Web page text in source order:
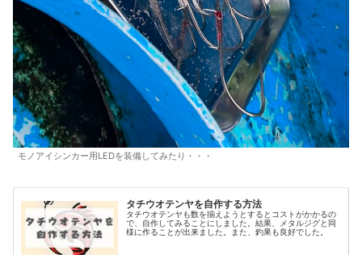
モノアイシンカー用LEDを装備してみたり・・・
タチウオテンヤを自作する方法
タチウオテンヤも数を揃えようとするとコストがかかるの
で、自作してみることにしました。結果、メタルジグと同
様に作ることが出来ました。また、釣果も良好でした。